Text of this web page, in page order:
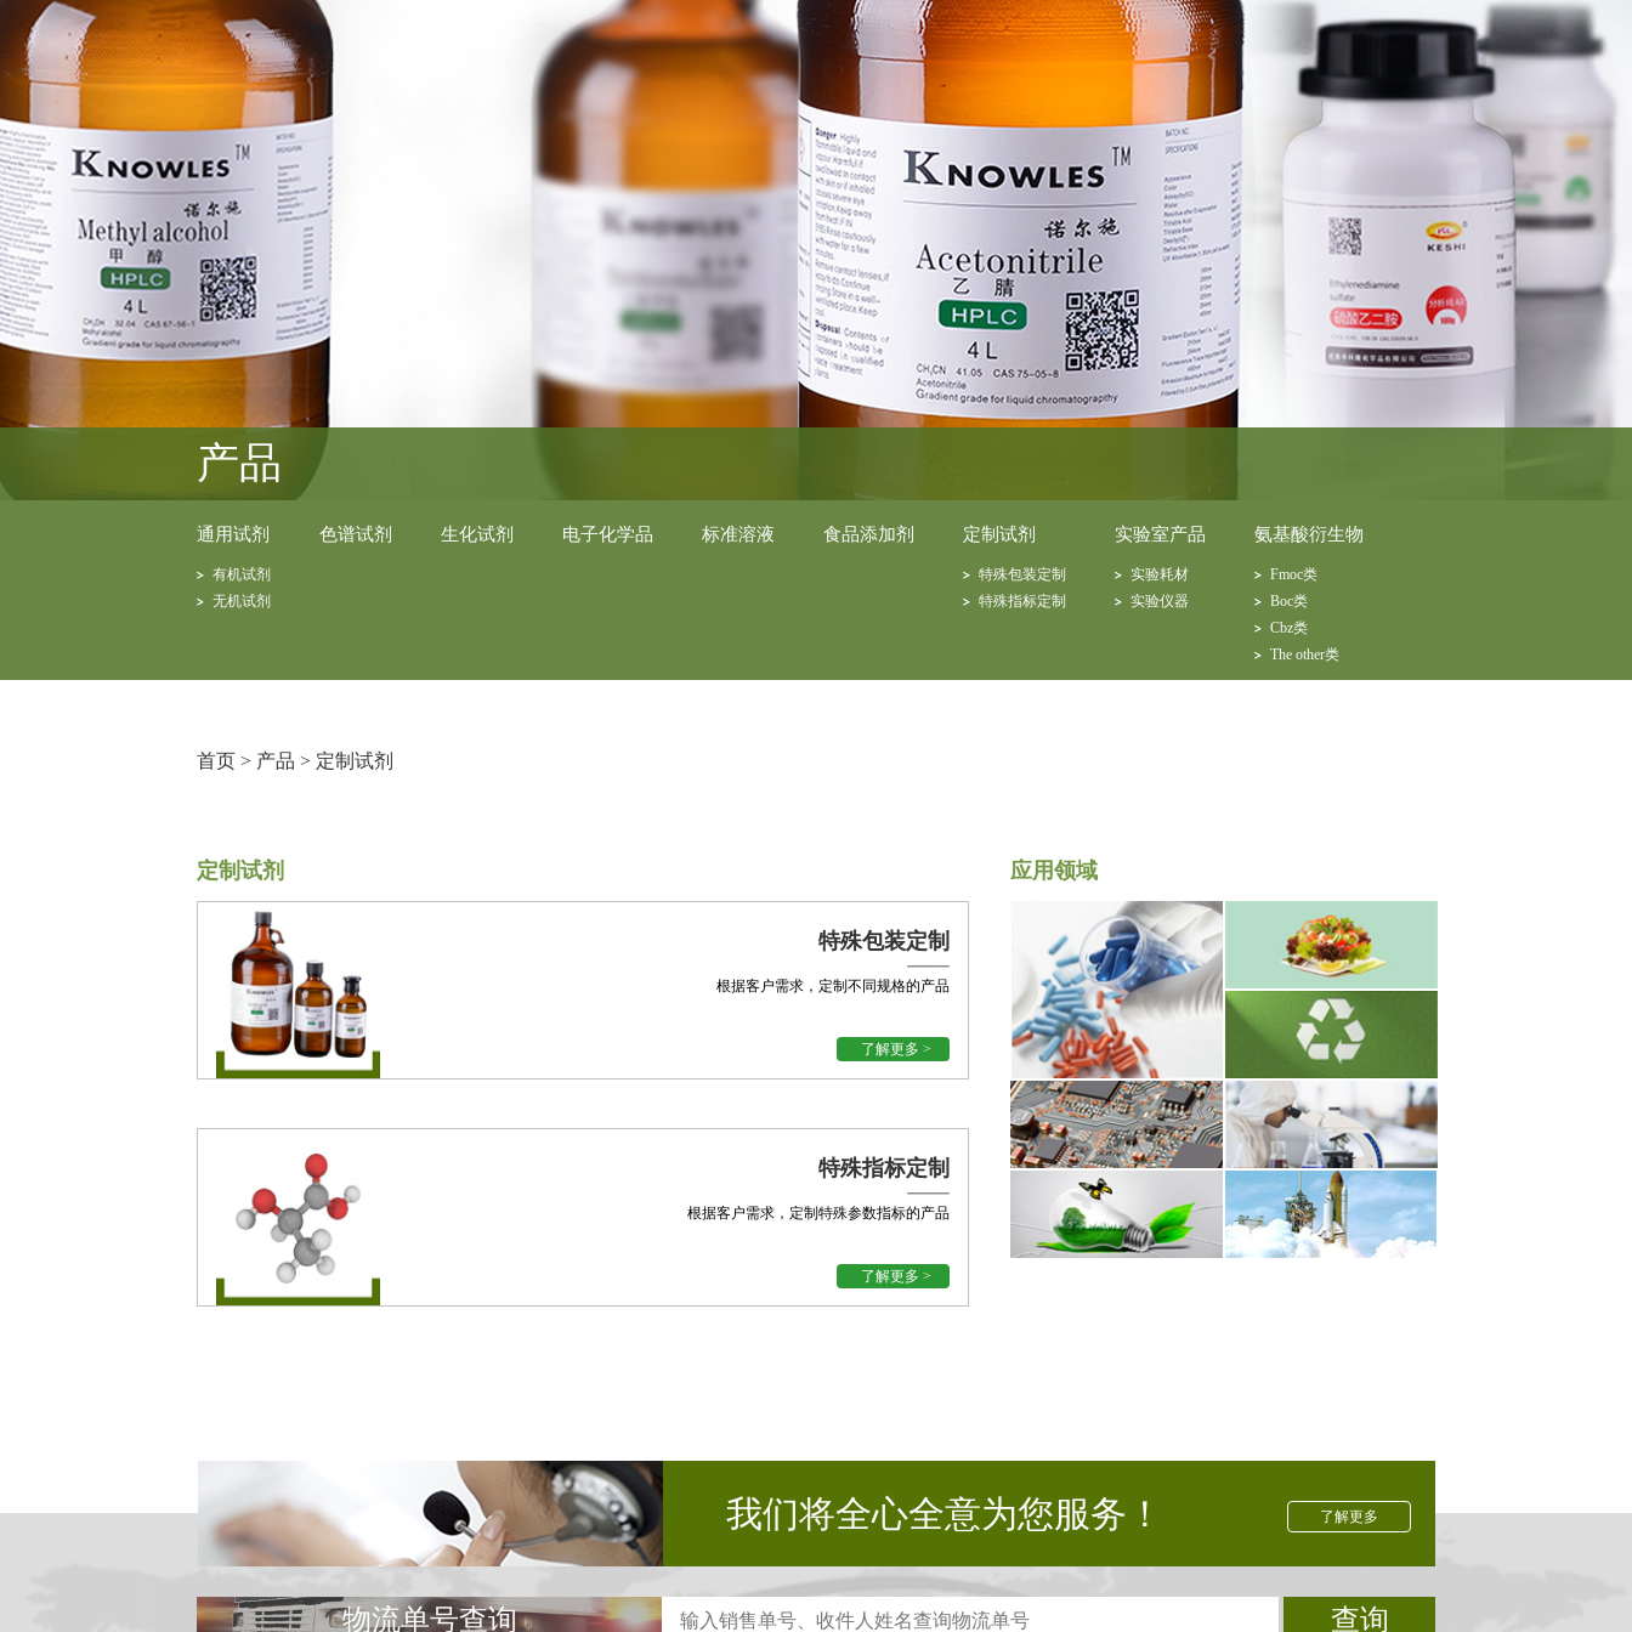
产品
通用试剂
有机试剂
无机试剂
色谱试剂 生化试剂 电子化学品 标准溶液 食品添加剂 定制试剂
特殊包装定制
特殊指标定制
实验室产品
实验耗材
实验仪器
氨基酸衍生物
Fmoc类
Boc类
Cbz类
The other类
首页 > 产品 > 定制试剂
定制试剂
特殊包装定制
根据客户需求，定制不同规格的产品
了解更多 >
特殊指标定制
根据客户需求，定制特殊参数指标的产品
了解更多 >
应用领域
我们将全心全意为您服务！ 了解更多
物流单号查询 查询